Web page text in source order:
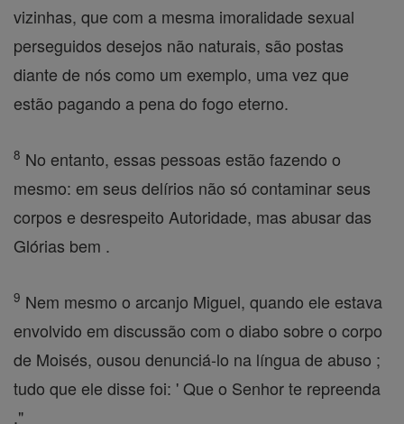
vizinhas, que com a mesma imoralidade sexual
perseguidos desejos não naturais, são postas
diante de nós como um exemplo, uma vez que
estão pagando a pena do fogo eterno.
8 No entanto, essas pessoas estão fazendo o
mesmo: em seus delírios não só contaminar seus
corpos e desrespeito Autoridade, mas abusar das
Glórias bem .
9 Nem mesmo o arcanjo Miguel, quando ele estava
envolvido em discussão com o diabo sobre o corpo
de Moisés, ousou denunciá-lo na língua de abuso ;
tudo que ele disse foi: ' Que o Senhor te repreenda
."